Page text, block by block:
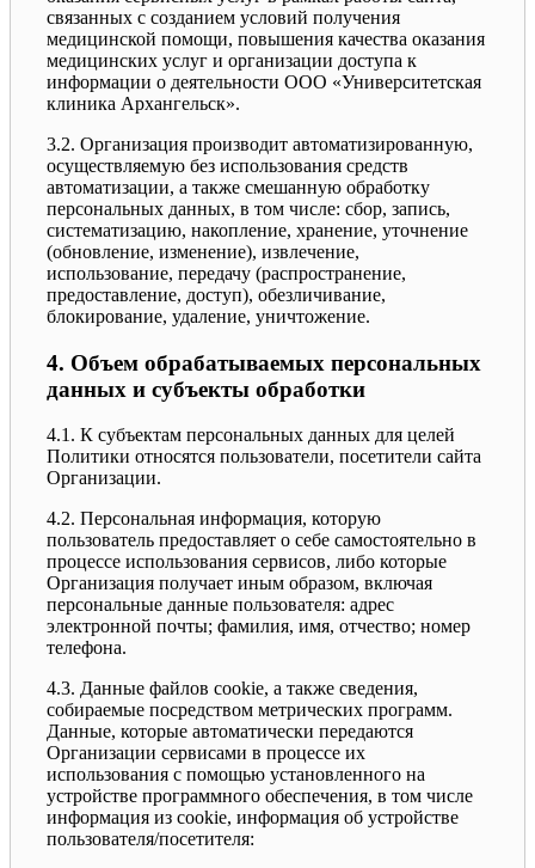
связанных с созданием условий получения
медицинской помощи, повышения качества оказания
медицинских услуг и организации доступа к
информации о деятельности ООО «Университетская
клиника Архангельск».
3.2. Организация производит автоматизированную,
осуществляемую без использования средств
автоматизации, а также смешанную обработку
персональных данных, в том числе: сбор, запись,
систематизацию, накопление, хранение, уточнение
(обновление, изменение), извлечение,
использование, передачу (распространение,
предоставление, доступ), обезличивание,
блокирование, удаление, уничтожение.
4. Объем обрабатываемых персональных
данных и субъекты обработки
4.1. К субъектам персональных данных для целей
Политики относятся пользователи, посетители сайта
Организации.
4.2. Персональная информация, которую
пользователь предоставляет о себе самостоятельно в
процессе использования сервисов, либо которые
Организация получает иным образом, включая
персональные данные пользователя: адрес
электронной почты; фамилия, имя, отчество; номер
телефона.
4.3. Данные файлов cookie, а также сведения,
собираемые посредством метрических программ.
Данные, которые автоматически передаются
Организации сервисами в процессе их
использования с помощью установленного на
устройстве программного обеспечения, в том числе
информация из cookie, информация об устройстве
пользователя/посетителя: